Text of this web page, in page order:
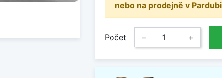
nebo na prodejně v
Počet − +